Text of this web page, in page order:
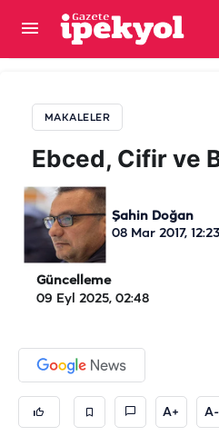
MAKALELER
Ebced, Cifir ve
Şahin Doğan
08 Mar 2017, 12:23
Güncelleme
09 Eyl 2025, 02:48
A+ A-
Ebced, Cifir ve